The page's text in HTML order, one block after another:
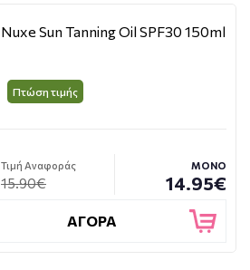
Nuxe Sun Tanning Oil SPF30 150ml
Πτώση τιμής
Τιμή Αναφοράς
15.90€
ΜΟΝΟ
14.95€
ΑΓΟΡΑ